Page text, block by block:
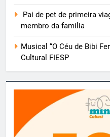
Pai de pet de primeira
membro da família
Musical “O Céu de Bibi
Cultural FIESP